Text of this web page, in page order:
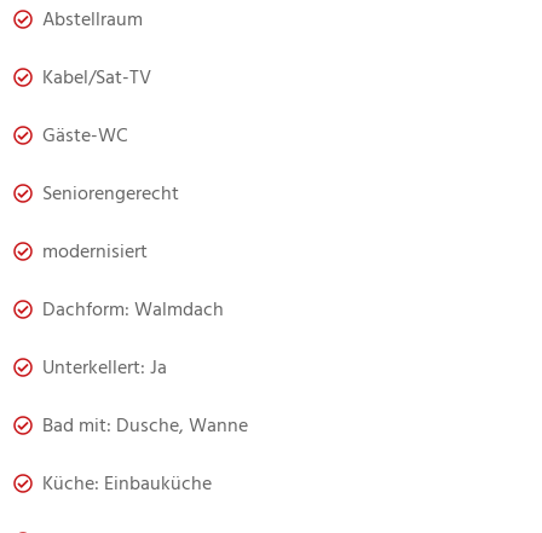
Abstellraum
Kabel/Sat-TV
Gäste-WC
Seniorengerecht
modernisiert
Dachform: Walmdach
Unterkellert: Ja
Bad mit: Dusche, Wanne
Küche: Einbauküche